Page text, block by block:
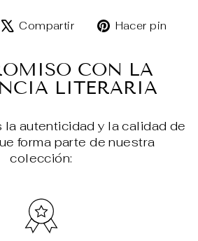
Compartir
TuitearHacer pin
CON LA
LITERARIA
la autenticidad y la calidad de
forma parte de nuestra
colección: